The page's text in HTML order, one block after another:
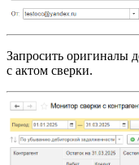
Запросить оригиналы
с актом сверки.